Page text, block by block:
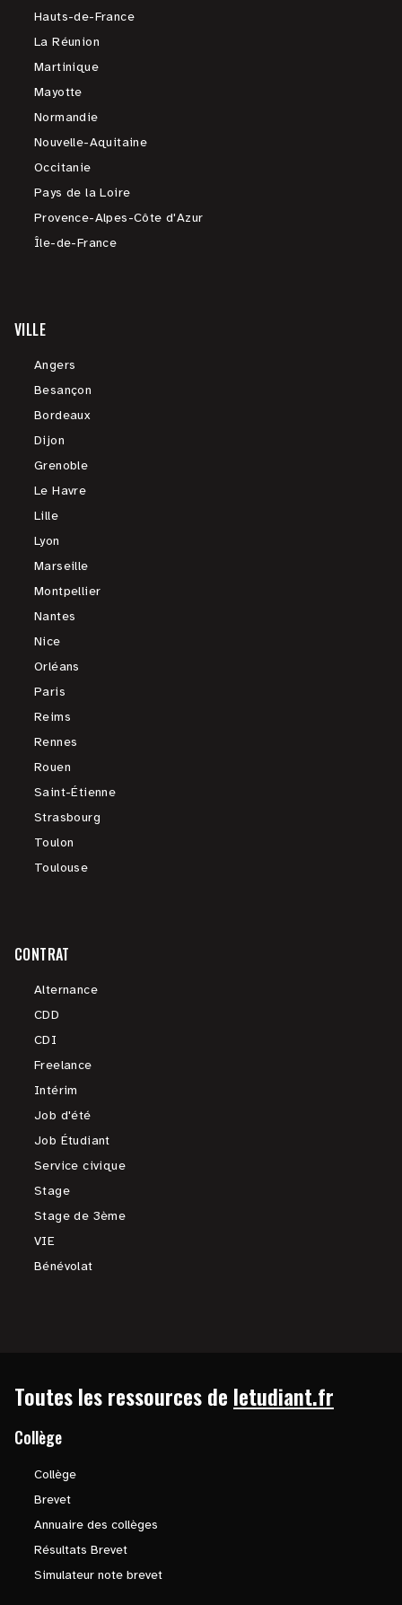
Hauts-de-France
La Réunion
Martinique
Mayotte
Normandie
Nouvelle-Aquitaine
Occitanie
Pays de la Loire
Provence-Alpes-Côte d'Azur
Île-de-France
VILLE
Angers
Besançon
Bordeaux
Dijon
Grenoble
Le Havre
Lille
Lyon
Marseille
Montpellier
Nantes
Nice
Orléans
Paris
Reims
Rennes
Rouen
Saint-Étienne
Strasbourg
Toulon
Toulouse
CONTRAT
Alternance
CDD
CDI
Freelance
Intérim
Job d'été
Job Étudiant
Service civique
Stage
Stage de 3ème
VIE
Bénévolat
Toutes les ressources de letudiant.fr
Collège
Collège
Brevet
Annuaire des collèges
Résultats Brevet
Simulateur note brevet